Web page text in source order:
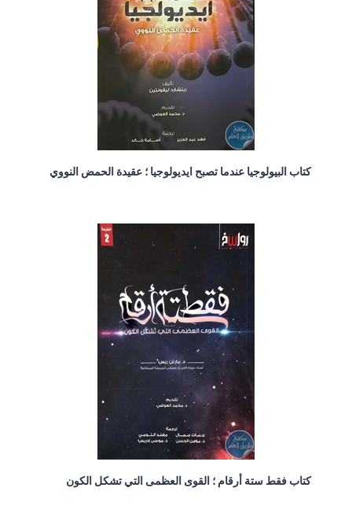
كتاب البيولوجيا عندما تصبح ايديولوجيا ؛ عقيدة الحمض النووي
كتاب فقط ستة أرقام ؛ القوى العظمى التي تشكل الكون